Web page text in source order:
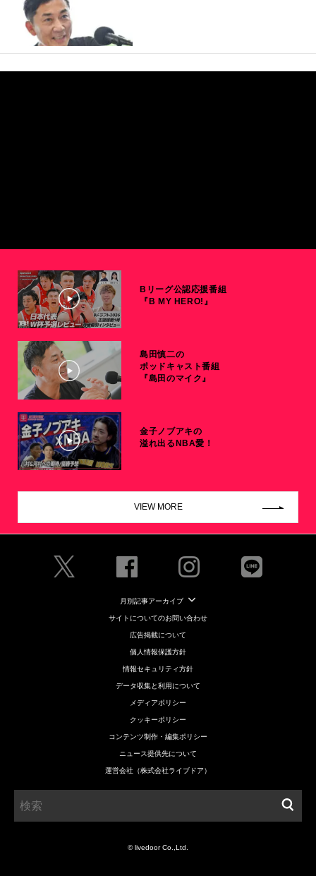
Bリーグ公認応援番組
『B MY HERO!』
島田慎二の
ポッドキャスト番組
『島田のマイク』
金子ノブアキの
溢れ出るNBA愛！
VIEW MORE
月別記事アーカイブ
サイトについてのお問い合わせ
広告掲載について
個人情報保護方針
情報セキュリティ方針
データ収集と利用について
メディアポリシー
クッキーポリシー
コンテンツ制作・編集ポリシー
ニュース提供先について
運営会社（株式会社ライブドア）
© livedoor Co.,Ltd.